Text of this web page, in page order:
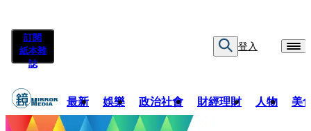
訂閱
紙本雜
誌
登入
最新 娛樂 政治社會 財經理財 人物 美